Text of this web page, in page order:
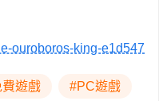
ouroboros-king-e1d547
遊戲 #PC遊戲